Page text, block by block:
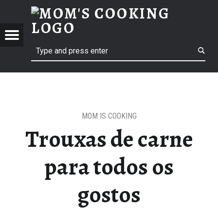
TROUXAS DE CARNE PARA TODOS OS GOSTOS – MOM'S COOKING
MOM'S COOKING
Menu
navigation
Trouxas de carne
para todos os
gostos
MOM IS COOKING